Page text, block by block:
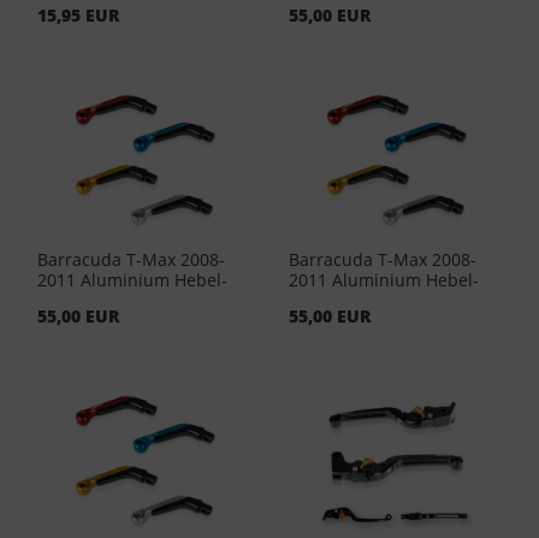
15,95 EUR 55,00 EUR
Barracuda T-Max 2008-
2011 Aluminium Hebel-
55,00 EUR
Barracuda T-Max 2008-
2011 Aluminium Hebel-
55,00 EUR